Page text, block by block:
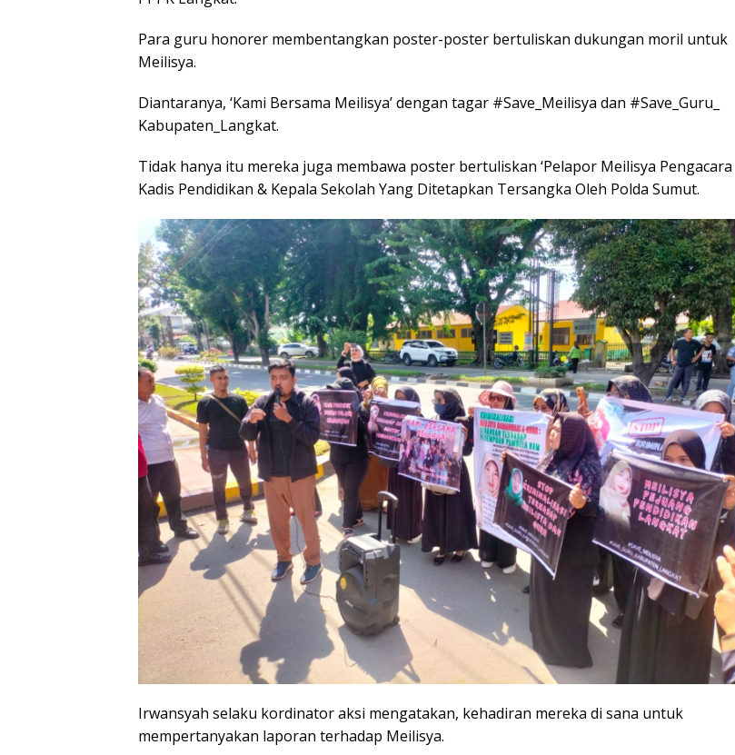
Para guru honorer membentangkan poster-poster bertuliskan dukungan moril untuk
Meilisya.
Diantaranya, ‘Kami Bersama Meilisya’ dengan tagar #Save_Meilisya dan #Save_Guru_
Kabupaten_Langkat.
Tidak hanya itu mereka juga membawa poster bertuliskan ‘Pelapor Meilisya Pengacara
Kadis Pendidikan & Kepala Sekolah Yang Ditetapkan Tersangka Oleh Polda Sumut.
Irwansyah selaku kordinator aksi mengatakan, kehadiran mereka di sana untuk
mempertanyakan laporan terhadap Meilisya.